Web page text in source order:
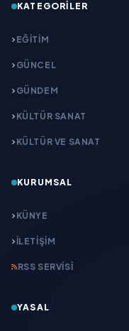
KATEGORILER
EĞITIM
GÜNCEL
GÜNDEM
KÜLTÜR SANAT
KÜLTÜR VE SANAT
KURUMSAL
KÜNYE
İLETIŞIM
RSS SERVISI
YASAL